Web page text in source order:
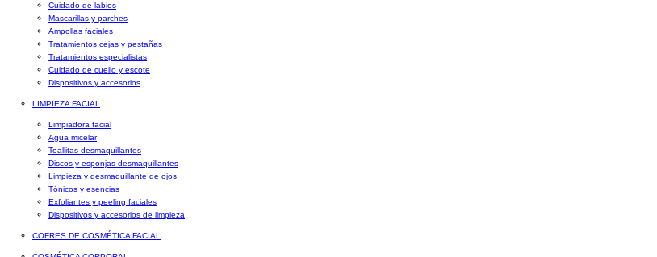
Cuidado de labios
Mascarillas y parches
Ampollas faciales
Tratamientos cejas y pestañas
Tratamientos especialistas
Cuidado de cuello y escote
Dispositivos y accesorios
LIMPIEZA FACIAL
Limpiadora facial
Agua micelar
Toallitas desmaquillantes
Discos y esponjas desmaquillantes
Limpieza y desmaquillante de ojos
Tónicos y esencias
Exfoliantes y peeling faciales
Dispositivos y accesorios de limpieza
COFRES DE COSMÉTICA FACIAL